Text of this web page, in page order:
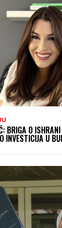
BRIGA O
INVESTICIJA U